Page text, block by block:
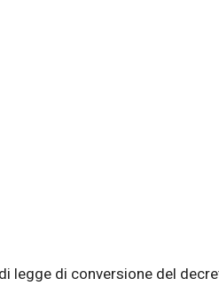
legge di conversione del